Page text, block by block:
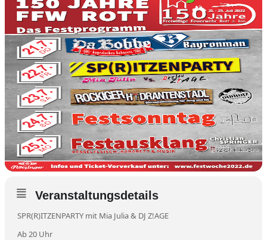
Veranstaltungsdetails
SPR(R)ITZENPARTY mit Mia Julia & DJ Z!AGE
Ab 20 Uhr